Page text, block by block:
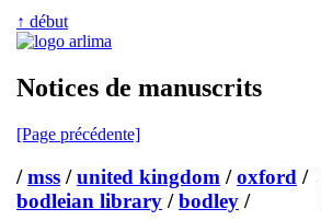
↑ début
Notices de manuscrits
[Page précédente]
/mss /united kingdom /oxford /
bodleian library /bodley /